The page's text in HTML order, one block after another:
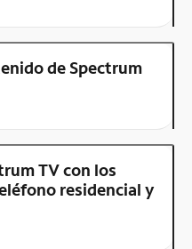
de Spectrum
TV con los
residencial y